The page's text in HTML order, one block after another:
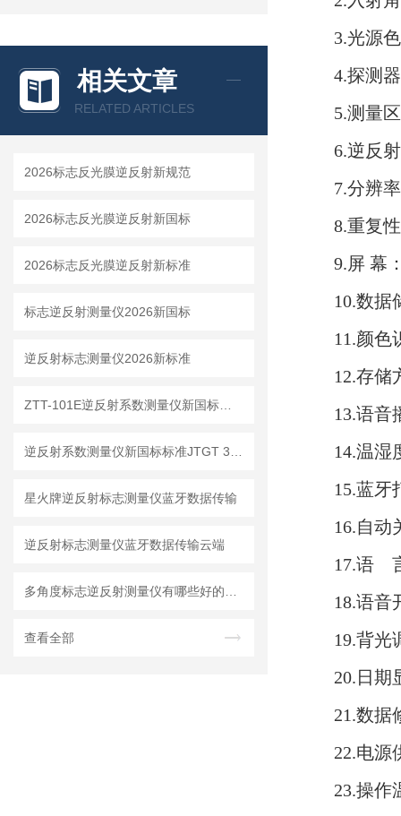
相关文章
RELATED ARTICLES
2026标志反光膜逆反射新规范
2026标志反光膜逆反射新国标
2026标志反光膜逆反射新标准
标志逆反射测量仪2026新国标
逆反射标志测量仪2026新标准
星火牌逆反射标志测量仪蓝牙数据传输
逆反射标志测量仪蓝牙数据传输云端
查看全部
3.光源
4.探测
5.测量
6.逆反
7.分辨
8.重复
9.屏 幕
10.数据
11.颜色
12.存储
13.语音
14.温湿
15.蓝牙
16.自动
17.语
18.语音
19.背光
20.日期
21.数据
22.电源
23.操